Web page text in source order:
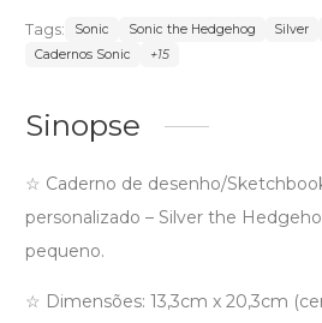
Tags: Sonic Sonic the Hedgehog Silver
Cadernos Sonic
+15
Sinopse
☆ Caderno de desenho/
personalizado – Silver the
pequeno.
☆ Dimensões: 13,3cm x 20,3cm